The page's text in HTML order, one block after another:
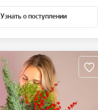
Узнать о поступлении